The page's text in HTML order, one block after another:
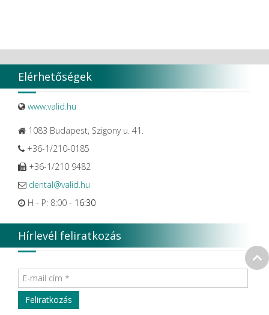
Elérhetőségek
www.valid.hu
1083 Budapest, Szigony u. 41.
+36-1/210-0185
+36-1/210 9482
dental@valid.hu
H - P: 8:00 - 16:30
Hírlevél feliratkozás